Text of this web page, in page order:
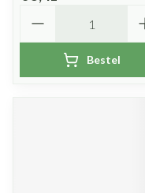
Bestel